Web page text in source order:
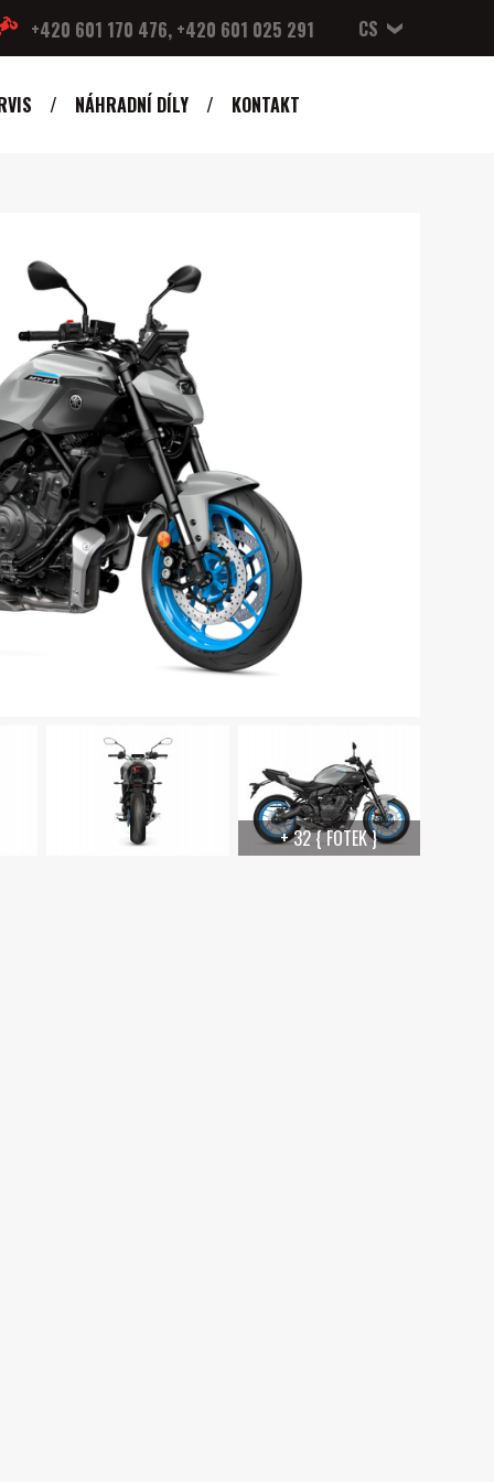
+420 601 170 476, +420 601 025 291 CS
NÁHRADNÍ DÍLY KONTAKT
+ 32 { FOTEK }